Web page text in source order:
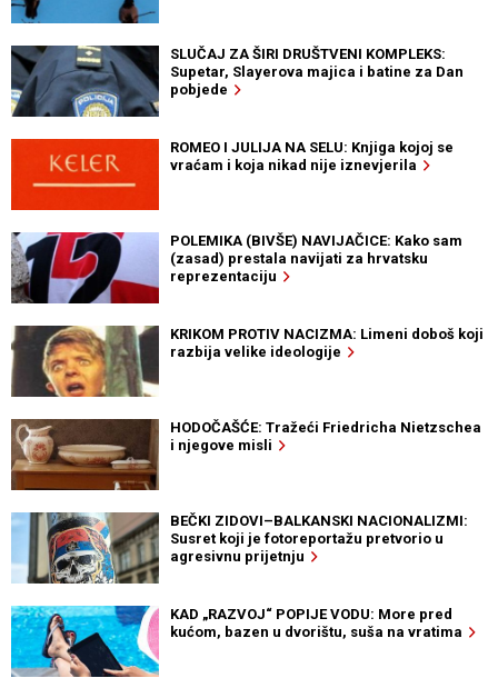
SLUČAJ ZA ŠIRI DRUŠTVENI KOMPLEKS:
Supetar, Slayerova majica i batine za Dan
pobjede
ROMEO I JULIJA NA SELU: Knjiga kojoj se
vraćam i koja nikad nije iznevjerila
POLEMIKA (BIVŠE) NAVIJAČICE: Kako sam
(zasad) prestala navijati za hrvatsku
reprezentaciju
KRIKOM PROTIV NACIZMA: Limeni doboš koji
razbija velike ideologije
HODOČAŠĆE: Tražeći Friedricha Nietzschea
i njegove misli
BEČKI ZIDOVI–BALKANSKI NACIONALIZMI:
Susret koji je fotoreportažu pretvorio u
agresivnu prijetnju
KAD „RAZVOJ“ POPIJE VODU: More pred
kućom, bazen u dvorištu, suša na vratima